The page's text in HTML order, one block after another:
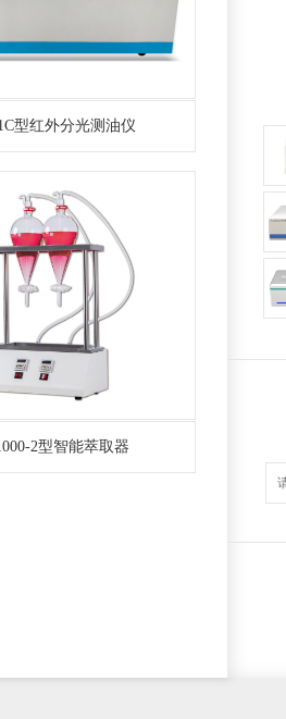
型红外分光测油仪
2型智能萃取器